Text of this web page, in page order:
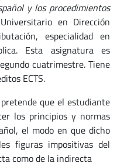
y los procedimientos
en Dirección
especialidad en
Esta asignatura es
cuatrimestre. Tiene
ECTS.
que el estudiante
los principios y normas
el modo en que dicho
figuras impositivas del
como de la indirecta